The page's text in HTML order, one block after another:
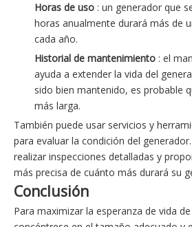
Horas de uso : un generador que
horas anualmente durará más de
cada año.
Historial de mantenimiento : el
ayuda a extender la vida del
sido bien mantenido, es probable
más larga.
También puede usar servicios y
para evaluar la condición del
realizar inspecciones detalladas y
más precisa de cuánto más durará su
Conclusión
Para maximizar la esperanza de vida